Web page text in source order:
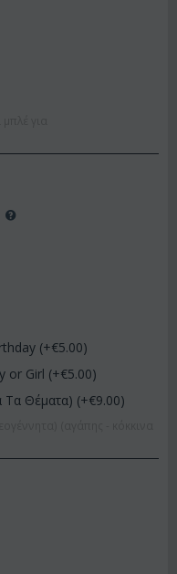
(+€5.00)
or Girl (+€5.00)
Θέματα) (+€9.00)